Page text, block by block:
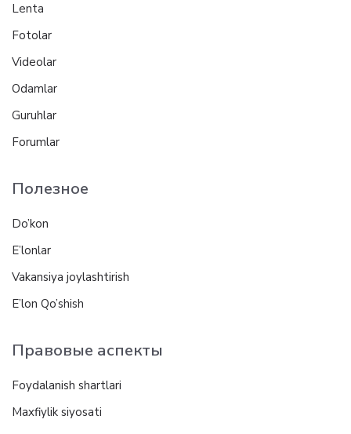
Lenta
Fotolar
Videolar
Odamlar
Guruhlar
Forumlar
Полезное
Do’kon
E’lonlar
Vakansiya joylashtirish
E’lon Qo’shish
Правовые аспекты
Foydalanish shartlari
Maxfiylik siyosati